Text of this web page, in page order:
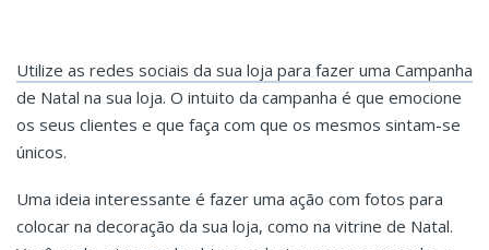
Utilize as redes sociais da sua loja para fazer uma Campanha
de Natal na sua loja. O intuito da campanha é que emocione
os seus clientes e que faça com que os mesmos sintam-se
únicos.
Uma ideia interessante é fazer uma ação com fotos para
colocar na decoração da sua loja, como na vitrine de Natal.